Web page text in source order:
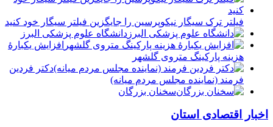
فیلتر ترک سیگار نیکوپرسین را جایگزین فیلتر سیگار خود کنید
دانشگاه علوم پزشکی البرز
افزایش یکبارۀ
هزینه پارکینگ متروی گلشهر
دكتر فردين
فرمند (نماينده مجلس مردم میانه)
سخنان بزرگان
اخبار اقتصادی استان